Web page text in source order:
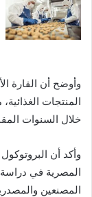
وأوضح أن القارة
المنتجات
خلال السنوات
وأكد أن
المصرية في دراسة
المصنعين